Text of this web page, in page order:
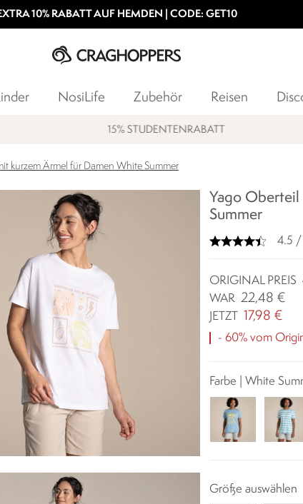
10% RABATT AUF HEMDEN | CODE: GET10
NosiLife Zubehör Reisen
15% STUDENTENRABATT
kurzem Ärmel für Damen White Summer
Yago
Summer
4.5 /
ORIGINAL PREIS
WAR 22,48 €
JETZT 17,98 €
- 60% vom
Farbe | White
Größe auswählen